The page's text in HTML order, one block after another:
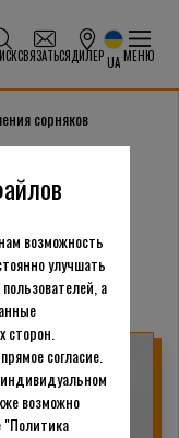
СВЯЗАТЬСЯДИЛЕР UA МЕНЮ
сорняков
возможность
улучшать
а
сторон.
согласие.
возможно
"Политика